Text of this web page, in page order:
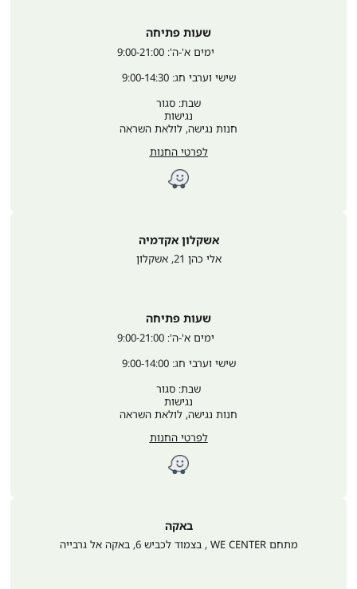
שעות פתיחה
שישי וערבי חג: 9:00-14:30
שבת: סגור
נגישות
חנות נגישה, לולאת השראה
לפרטי החנות
אשקלון אקדמיה
אלי כהן 21 , אשקלון
שעות פתיחה
שישי וערבי חג: 9:00-14:00
שבת: סגור
נגישות
חנות נגישה, לולאת השראה
לפרטי החנות
באקה
מתחם WE CENTER , בצמוד לכביש 6 , באקה אל גרבייה